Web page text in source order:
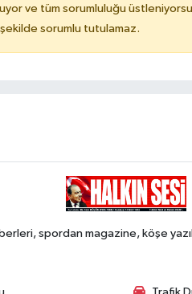
ve tüm sorumluluğu
şekilde sorumlu tutulamaz.
spordan magazine, köşe